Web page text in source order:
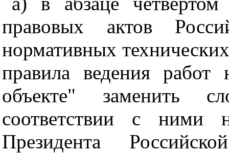
правовых актов
нормативных
правила ведения работ
объекте" заменить
соответствии с ними
Президента